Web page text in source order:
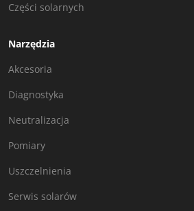
Części solarnych
Narzędzia
Akcesoria
Diagnostyka
Neutralizacja
Pomiary
Uszczelnienia
Serwis solarów